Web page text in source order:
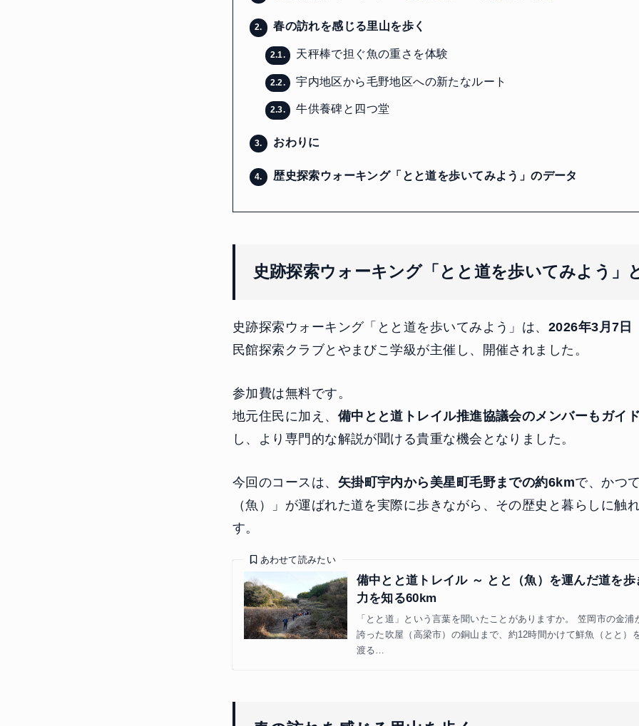
2. 春の訪れを感じる里山を歩く
2.1. 天秤棒で担ぐ魚の重さを体験
2.2. 宇内地区から毛野地区への新たなルート
2.3. 牛供養碑と四つ堂
3. おわりに
4. 歴史探索ウォーキング「とと道を歩いてみよう」のデータ
史跡探索ウォーキング「とと道を歩いてみよう」
史跡探索ウォーキング「とと道を歩いてみよう」は、 2026年3月7日
民館探索クラブとやまびこ学級が主催し、開催されました。
参加費は無料です。
地元住民に加え、 備中とと道トレイル推進協議会のメンバーもガイ
し、より専門的な解説が聞ける貴重な機会となりました。
今回のコースは、 矢掛町宇内から美星町毛野までの約6kmで、かつ
（魚）」が運ばれた道を実際に歩きながら、その歴史と暮らしに触
す。
備中とと道トレイル ～ とと（魚）を運んだ道を
力を知る60km
「とと道」という言葉を聞いたことがありますか。 笠岡市の金浦
誇った吹屋（高梁市）の銅山まで、約12時間かけて鮮魚（とと）
渡る…
あわせて読みたい